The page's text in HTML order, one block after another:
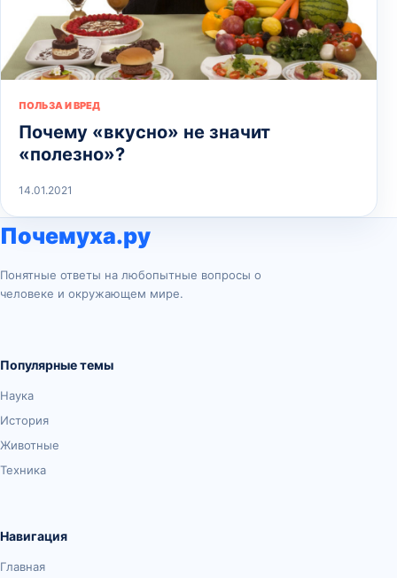
ПОЛЬЗА И ВРЕД
Почему «вкусно» не значит
«полезно»?
14.01.2021
Почемуха.ру
Понятные ответы на любопытные вопросы о
человеке и окружающем мире.
Популярные темы
Наука
История
Животные
Техника
Навигация
Главная